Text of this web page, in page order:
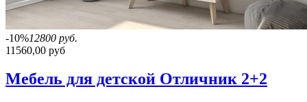
-10%12800 руб.
11560,00 руб
Мебель для детской Отличник 2+2